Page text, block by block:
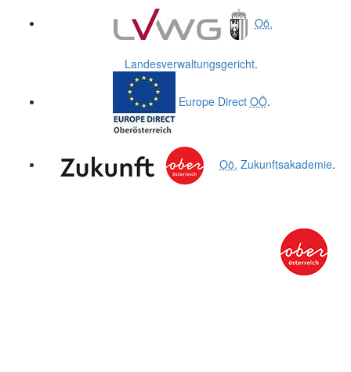
Oö.
Landesverwaltungsgericht.
Europe Direct OÖ.
Oö. Zukunftsakademie.